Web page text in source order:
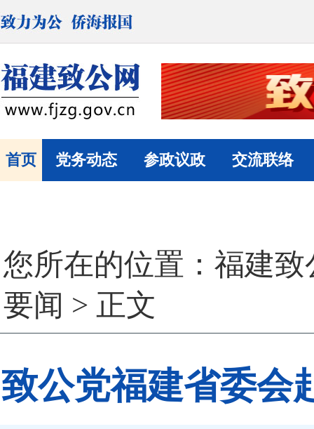
首页 党务动态 参政议政 交流联络
您所在的位置： 福建致
要闻 > 正文
致公党福建省委会